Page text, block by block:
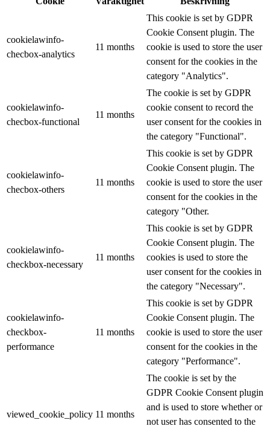
cookielawinfo-
checbox-analytics
11 months
This cookie is set by GDPR
Cookie Consent plugin. The
cookie is used to store the user
consent for the cookies in the
category "Analytics".
cookielawinfo-
checbox-functional
11 months
The cookie is set by GDPR
cookie consent to record the
user consent for the cookies in
the category "Functional".
cookielawinfo-
checbox-others
11 months
This cookie is set by GDPR
Cookie Consent plugin. The
cookie is used to store the user
consent for the cookies in the
category "Other.
cookielawinfo-
checkbox-necessary
11 months
This cookie is set by GDPR
Cookie Consent plugin. The
cookies is used to store the
user consent for the cookies in
the category "Necessary".
cookielawinfo-
checkbox-
performance
11 months
This cookie is set by GDPR
Cookie Consent plugin. The
cookie is used to store the user
consent for the cookies in the
category "Performance".
viewed_cookie_policy 11 months
The cookie is set by the
GDPR Cookie Consent plugin
and is used to store whether or
not user has consented to the